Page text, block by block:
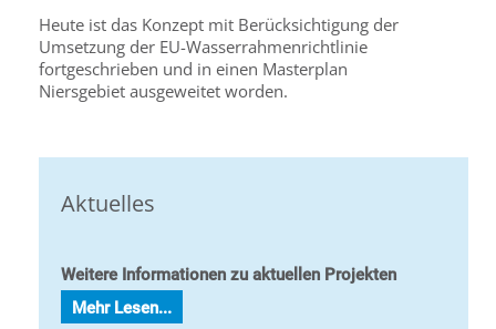
Heute ist das Konzept mit Berücksichtigung der
Umsetzung der EU-Wasserrahmenrichtlinie
fortgeschrieben und in einen Masterplan
Niersgebiet ausgeweitet worden.
Aktuelles
Weitere Informationen zu aktuellen Projekten
Mehr Lesen...